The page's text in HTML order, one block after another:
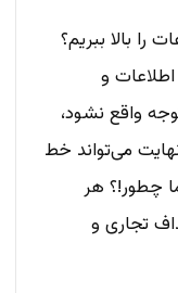
را بالا ببریم؟
و
واقع نشود،
می‌تواند خط
چطور!؟ هر
تجاری و